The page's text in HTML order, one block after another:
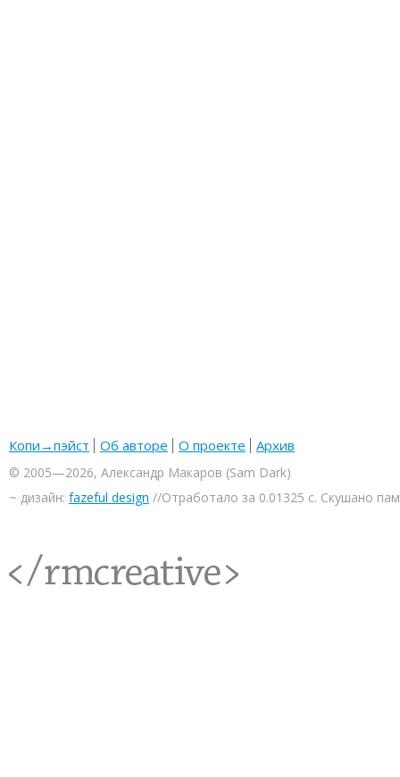
Копи→пэйст Об авторе О проекте Архив
© 2005—2026, Александр Макаров (Sam Dark)
~ дизайн: fazeful design //Отработало за 0.01325 с. Скушано
<rmcreative/>